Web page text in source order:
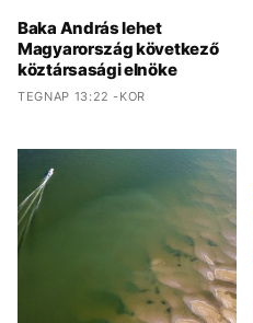
Baka András lehet
Magyarország következő
köztársasági elnöke
TEGNAP 13:22 -KOR